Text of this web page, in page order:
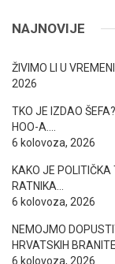
NAJNOVIJE
ŽIVIMO LI U
2026
TKO JE IZDAO
HOO-A….
6 kolovoza, 2026
KAKO JE
RATNIKA…
6 kolovoza, 2026
NEMOJMO
HRVATSKIH
6 kolovoza, 2026